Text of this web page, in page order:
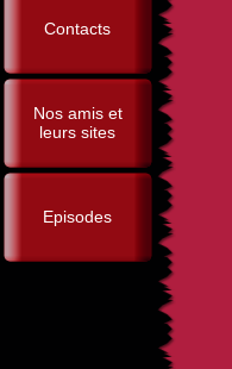
Contacts
Nos amis et
leurs sites
Episodes